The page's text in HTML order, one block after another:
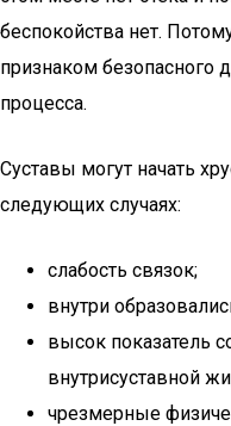
беспокойства нет.
признаком безопасного
процесса.
Суставы могут начать
следующих случаях:
слабость связок;
внутри
высок показатель
внутрисуставной
чрезмерные